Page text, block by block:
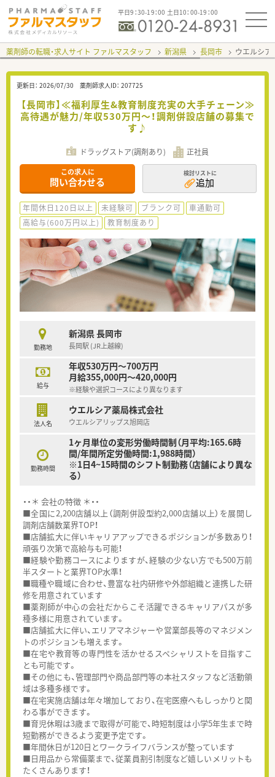
平日9：30-19：00 土日10：00-19：00
薬剤師の転職・求人サイト ファルマスタッフ 新潟県 長岡市 ウエルシア
更新日： 2026/07/30 薬剤師求人ID： 207725
【長岡市】≪福利厚生&教育制度充実の大手チェーン≫
高待遇が魅力/年収530万円～！調剤併設店舗の募集で
す♪
ドラッグストア(調剤あり) 正社員
この求人に
問い合わせる
検討リストに
追加
年間休日120日以上 未経験可 ブランク可
車通勤可
高給与(600万円以上)
教育制度あり
勤務地
新潟県 長岡市
長岡駅 (JR上越線)
給与
年収530万円～700万円
月給355,000円～420,000円
※経験や選択コースにより異なります
法人名
ウエルシア薬局株式会社
ウエルシアリップス旭岡店
勤務時間
1ヶ月単位の変形労働時間制（月平均:165.6時
間/年間所定労働時間:1,988時間）
※1日4~15時間のシフト制勤務（店舗により異な
る）
・・＊ 会社の特徴 ＊・・
■全国に2,200店舗以上（調剤併設型約2,000店舗以上）を展開し
調剤店舗数業界TOP！
■店舗拡大に伴いキャリアアップできるポジションが多数あり！
頑張り次第で高給与も可能！
■経験や勤務コースによりますが、経験の少ない方でも500万前
半スタートと業界TOP水準！
■職種や職域に合わせ、豊富な社内研修や外部組織と連携した研
修を用意されています
■薬剤師が中心の会社だからこそ活躍できるキャリアパスが多
種多様に用意されています。
■店舗拡大に伴い、エリアマネジャーや営業部長等のマネジメン
トのポジションも増えます。
■在宅や教育等の専門性を活かせるスペシャリストを目指すこ
とも可能です。
■その他にも、管理部門や商品部門等の本社スタッフなど活動領
域は多種多様です。
■在宅実施店舗は年々増加しており、在宅医療へもしっかりと関
わる事ができます。
■育児休暇は3歳まで取得が可能で、時短制度は小学5年生まで時
短勤務ができるよう変更予定です。
■年間休日が120日とワークライフバランスが整っています
■日用品から常備薬まで、従業員割引制度など嬉しいメリットも
たくさんあります！